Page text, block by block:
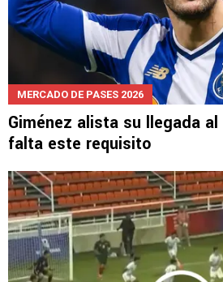
MERCADO DE PASES 2026
Giménez alista su llegada
falta este requisito